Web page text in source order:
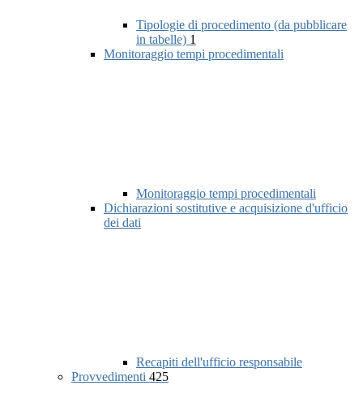
Tipologie di procedimento (da pubblicare
in tabelle) 1
Monitoraggio tempi procedimentali
Monitoraggio tempi procedimentali
Dichiarazioni sostitutive e acquisizione d'ufficio
dei dati
Recapiti dell'ufficio responsabile
Provvedimenti 425